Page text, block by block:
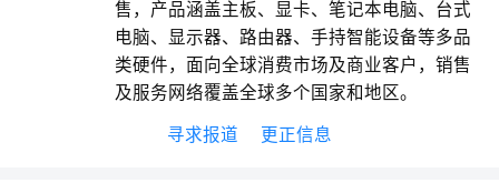
售，产品涵盖主板、显卡、笔记本电脑、台式
电脑、显示器、路由器、手持智能设备等多品
类硬件，面向全球消费市场及商业客户，销售
及服务网络覆盖全球多个国家和地区。
寻求报道
更正信息